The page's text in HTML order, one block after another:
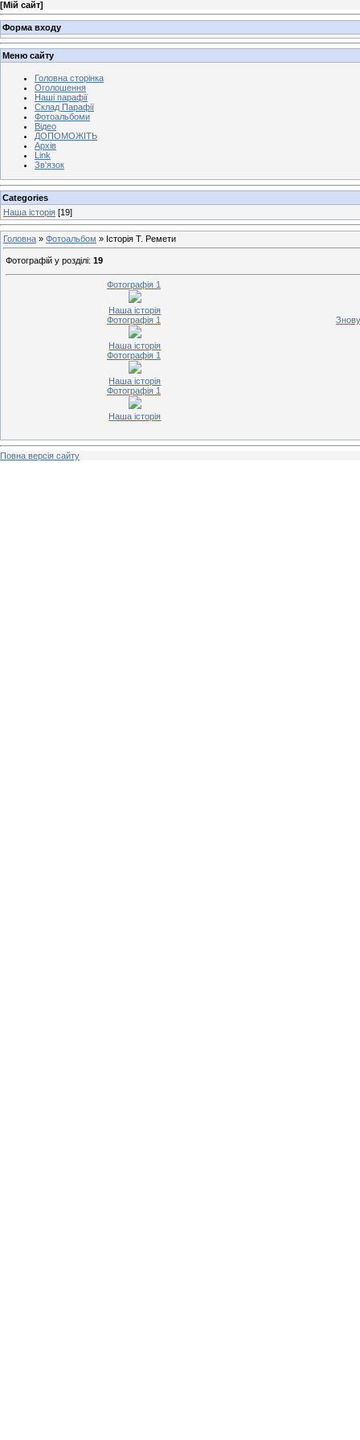
[Мій сайт]
Форма входу
Меню сайту
Головна сторінка
Оголошення
Наші парафії
Склад Парафії
Фотоальбоми
Відео
ДОПОМОЖІТЬ
Архів
Link
Зв'язок
Categories
Наша історія [19]
Головна » Фотоальбом » Історія Т. Ремети
Фотографій у розділі: 19
Фотографія 1
Наша історія
Фотографія 1
Наша історія
Фотографія 1
Наша історія
Фотографія 1
Наша історія
Повна версія сайту